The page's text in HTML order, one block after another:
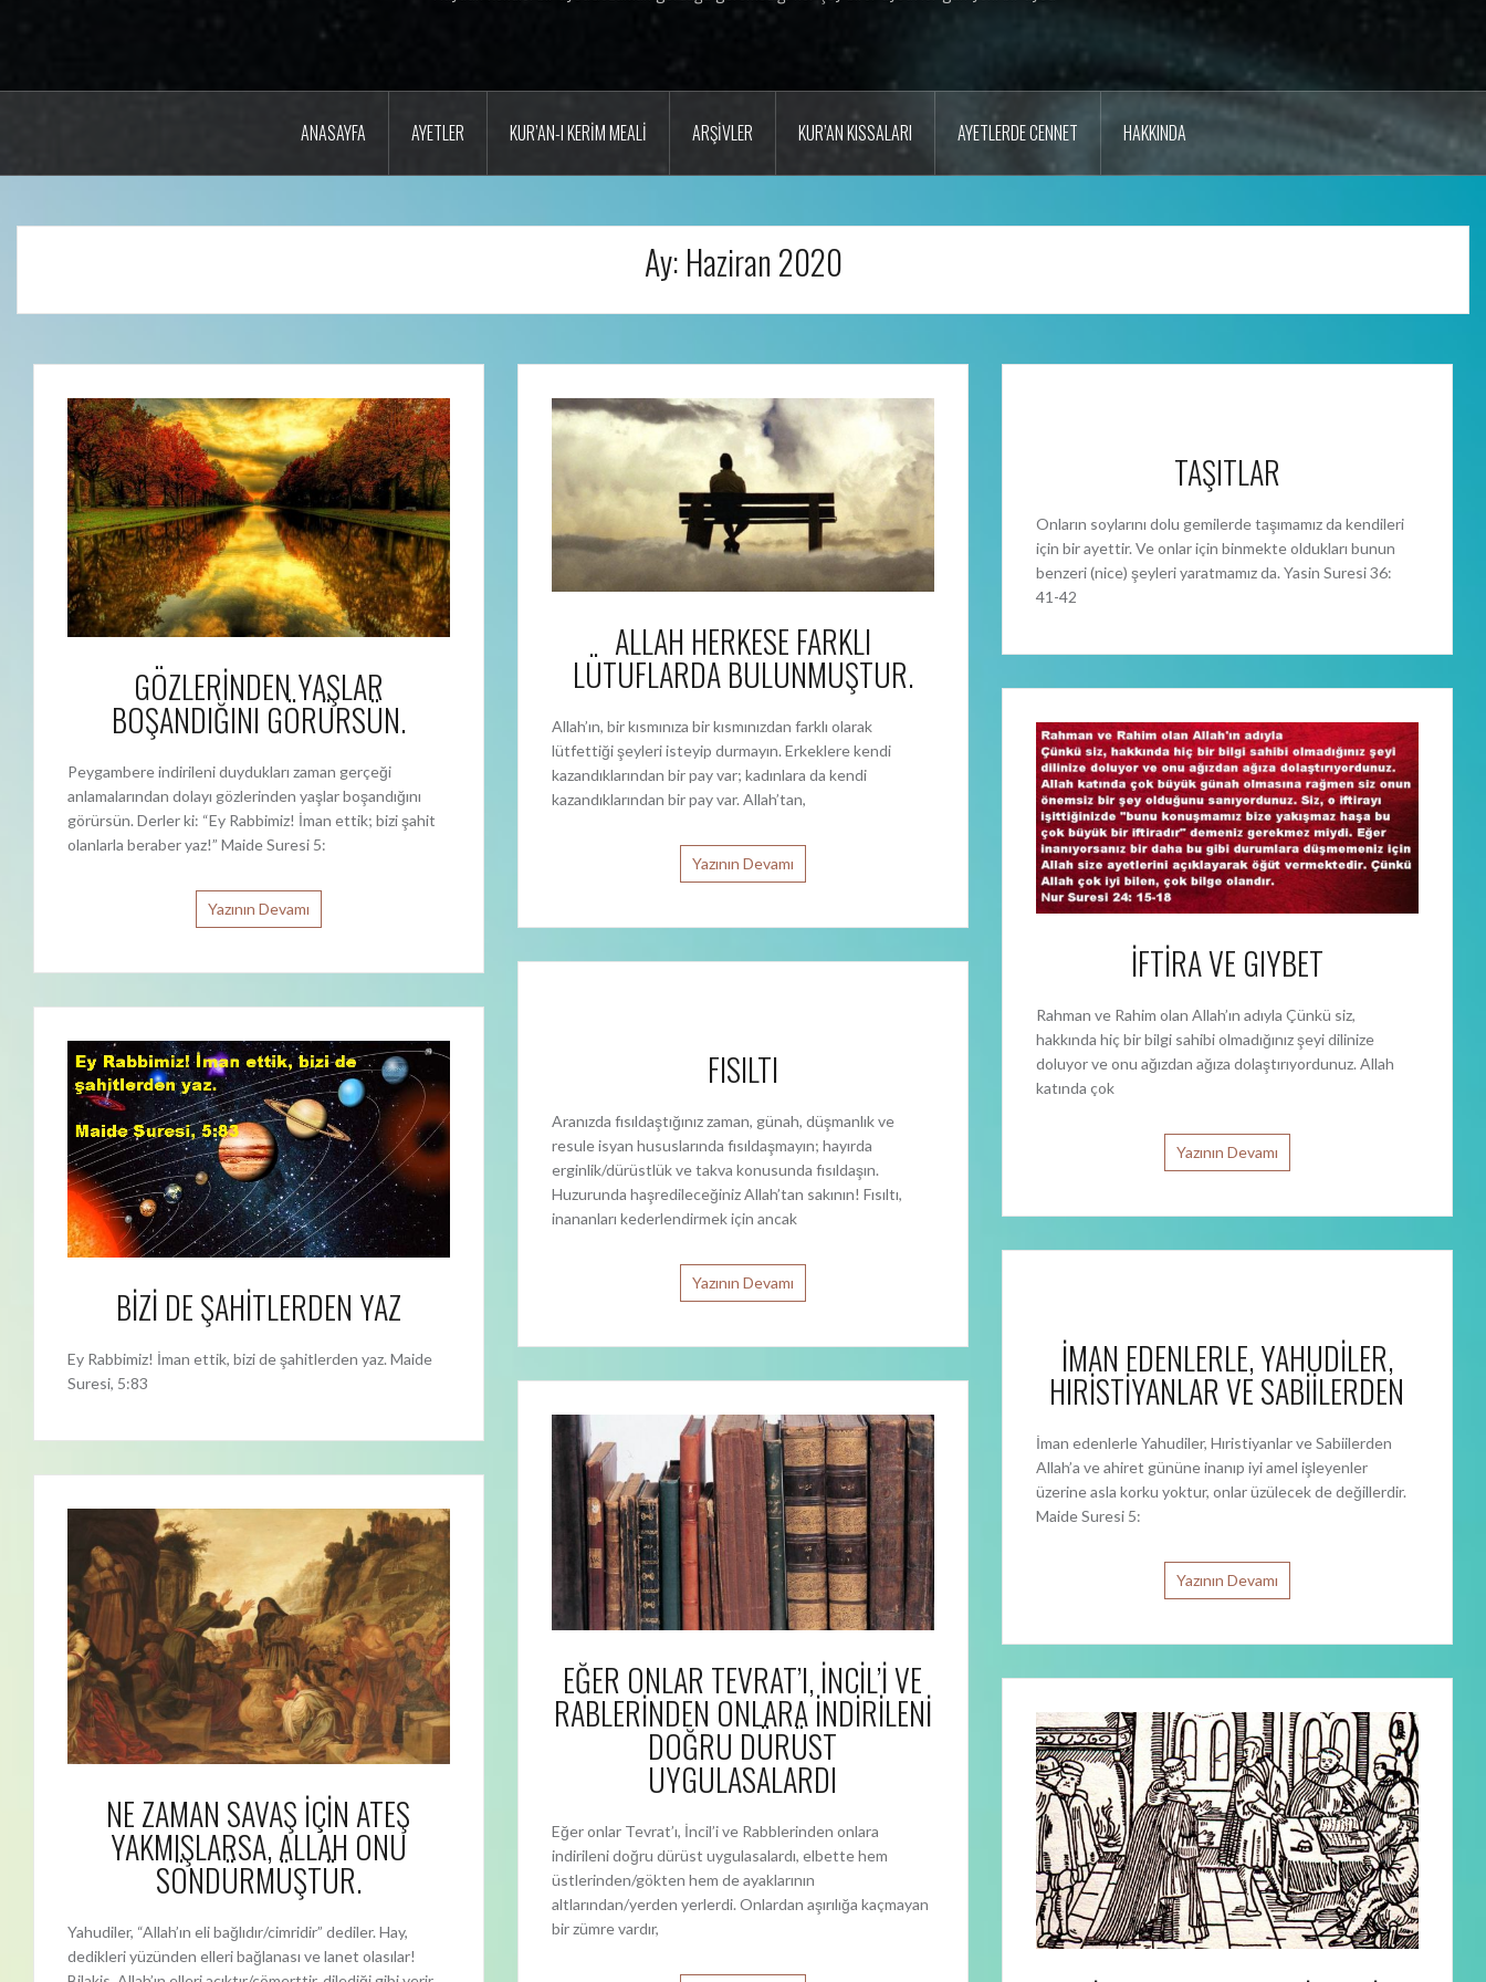
ANASAYFA AYETLER KUR’AN-I KERIM MEALI ARŞIVLER KUR’AN KISSALARI AYETLERDE CENNET HAKKINDA
Ay: Haziran 2020
GÖZLERİNDEN YAŞLAR
BOŞANDIĞINI GÖRÜRSÜN.
Peygambere indirileni duydukları zaman gerçeği
anlamalarından dolayı gözlerinden yaşlar boşandığını
görürsün. Derler ki: “Ey Rabbimiz! İman ettik; bizi şahit
olanlarla beraber yaz!” Maide Suresi 5:
Yazının Devamı
ALLAH HERKESE FARKLI
LÜTUFLARDA BULUNMUŞTUR.
Allah’ın, bir kısmınıza bir kısmınızdan farklı olarak
lütfettiği şeyleri isteyip durmayın. Erkeklere kendi
kazandıklarından bir pay var; kadınlara da kendi
kazandıklarından bir pay var. Allah’tan,
Yazının Devamı
TAŞITLAR
Onların soylarını dolu gemilerde taşımamız da kendileri
için bir ayettir. Ve onlar için binmekte oldukları bunun
benzeri (nice) şeyleri yaratmamız da. Yasin Suresi 36:
41-42
İFTİRA VE GIYBET
Rahman ve Rahim olan Allah’ın adıyla Çünkü siz,
hakkında hiç bir bilgi sahibi olmadığınız şeyi dilinize
doluyor ve onu ağızdan ağıza dolaştırıyordunuz. Allah
katında çok
Yazının Devamı
FISILTI
Aranızda fısıldaştığınız zaman, günah, düşmanlık ve
resule isyan hususlarında fısıldaşmayın; hayırda
erginlik/dürüstlük ve takva konusunda fısıldaşın.
Huzurunda haşredileceğiniz Allah’tan sakının! Fısıltı,
inananları kederlendirmek için ancak
Yazının Devamı
BİZİ DE ŞAHİTLERDEN YAZ
Ey Rabbimiz! İman ettik, bizi de şahitlerden yaz. Maide
Suresi, 5:83
İMAN EDENLERLE, YAHUDİLER,
HIRİSTİYANLAR VE SABİİLERDEN
İman edenlerle Yahudiler, Hıristiyanlar ve Sabiilerden
Allah’a ve ahiret gününe inanıp iyi amel işleyenler
üzerine asla korku yoktur, onlar üzülecek de değillerdir.
Maide Suresi 5:
Yazının Devamı
EĞER ONLAR TEVRAT’I, İNCİL’İ VE
RABLERİNDEN ONLARA İNDİRİLENİ
DOĞRU DÜRÜST
UYGULASALARDI
Eğer onlar Tevrat’ı, İncil’i ve Rabblerinden onlara
indirileni doğru dürüst uygulasalardı, elbette hem
üstlerinden/gökten hem de ayaklarının
altlarından/yerden yerlerdi. Onlardan aşırılığa kaçmayan
bir zümre vardır,
NE ZAMAN SAVAŞ İÇİN ATEŞ
YAKMIŞLARSA, ALLAH ONU
SÖNDÜRMÜŞTÜR.
Yahudiler, “Allah’ın eli bağlıdır/cimridir” dediler. Hay,
dedikleri yüzünden elleri bağlanası ve lanet olasılar!